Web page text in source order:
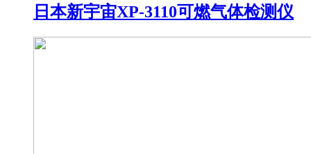
日本新宇宙XP-3110可燃气体检测仪